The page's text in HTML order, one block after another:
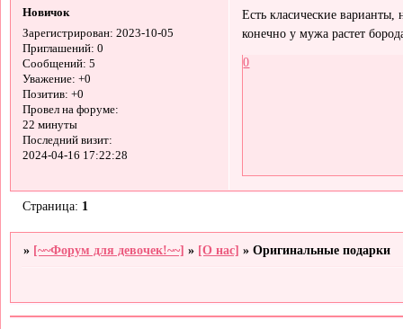
Новичок
Зарегистрирован: 2023-10-05
Приглашений: 0
Сообщений: 5
Уважение: +0
Позитив: +0
Провел на форуме:
22 минуты
Последний визит:
2024-04-16 17:22:28
Есть класические
конечно у мужа растет
0
Страница: 1
» [~~Форум для девочек!~~] » [О нас] »Оригинальные подарки